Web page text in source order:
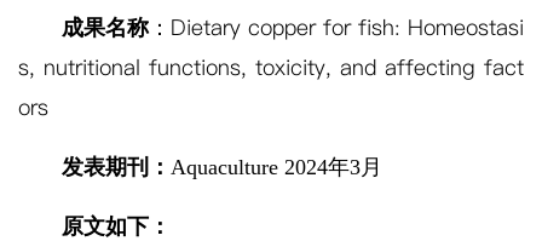
成果名称： Dietary copper for fish: Homeostasi
s, nutritional functions, toxicity, and affecting fact
ors
发表期刊： Aquaculture 2024年3月
原文如下：